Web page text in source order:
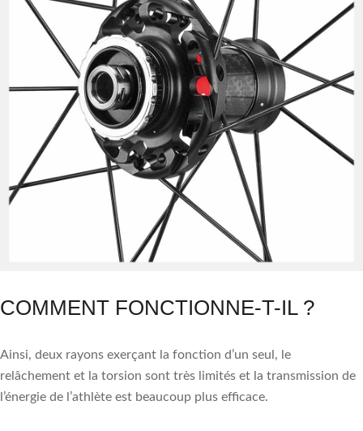
COMMENT FONCTIONNE-T-IL ?
Ainsi, deux rayons exerçant la fonction d’un seul, le
relâchement et la torsion sont très limités et la transmission de
l’énergie de l’athlète est beaucoup plus efficace.